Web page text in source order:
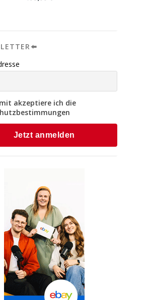
akzeptiere ich die